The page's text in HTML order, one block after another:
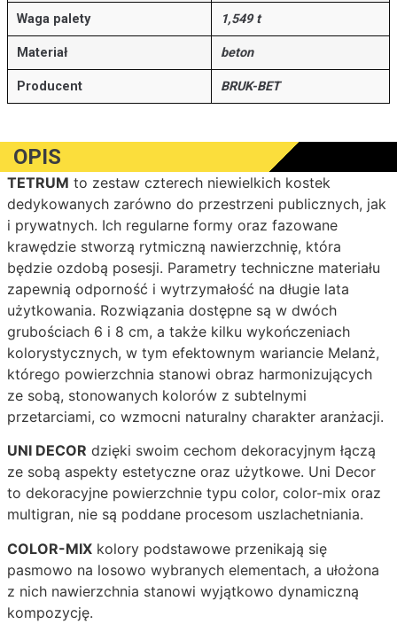
Waga palety 1,549 t
Materiał beton
Producent BRUK-BET
OPIS
TETRUM to zestaw czterech niewielkich kostek
dedykowanych zarówno do przestrzeni publicznych, jak
i prywatnych. Ich regularne formy oraz fazowane
krawędzie stworzą rytmiczną nawierzchnię, która
będzie ozdobą posesji. Parametry techniczne materiału
zapewnią odporność i wytrzymałość na długie lata
użytkowania. Rozwiązania dostępne są w dwóch
grubościach 6 i 8 cm, a także kilku wykończeniach
kolorystycznych, w tym efektownym wariancie Melanż,
którego powierzchnia stanowi obraz harmonizujących
ze sobą, stonowanych kolorów z subtelnymi
przetarciami, co wzmocni naturalny charakter aranżacji.
UNI DECOR dzięki swoim cechom dekoracyjnym łączą
ze sobą aspekty estetyczne oraz użytkowe. Uni Decor
to dekoracyjne powierzchnie typu color, color-mix oraz
multigran, nie są poddane procesom uszlachetniania.
COLOR-MIX kolory podstawowe przenikają się
pasmowo na losowo wybranych elementach, a ułożona
z nich nawierzchnia stanowi wyjątkowo dynamiczną
kompozycję.